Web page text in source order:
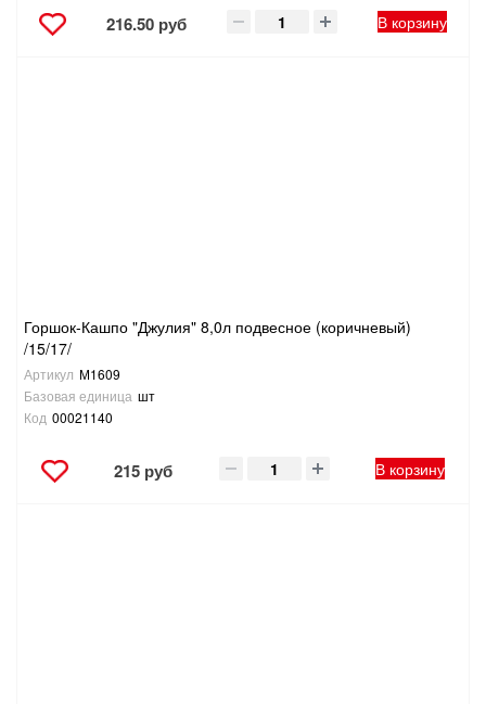
216.50 руб В корзину
Горшок-Кашпо "Джулия" 8,0л подвесное (коричневый)
/15/17/
Артикул М1609
Базовая единица шт
Код 00021140
215 руб В корзину